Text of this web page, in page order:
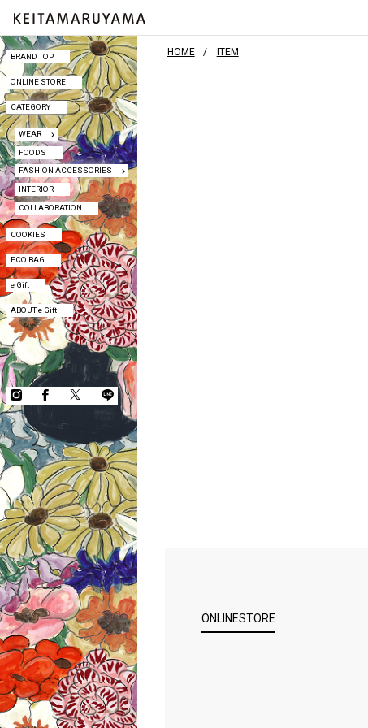
BRAND TOP
ONLINE STORE
CATEGORY
WEAR
FOODS
FASHION ACCESSORIES
INTERIOR
COLLABORATION
COOKIES
ECO BAG
e Gift
ABOUT e Gift
COPYRIGHT © KEITA MARUYAMA.
ALL RIGHTS RESERVED.
BRAND TOP
ONLINE STORE
CATEGORY
WEAR
FOODS
FASHION ACCESSORIES
INTERIOR
COLLABORATION
COOKIES
ECO BAG
e Gift
ABOUT e Gift
HOME ITEM
ONLINESTORE